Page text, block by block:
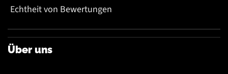
Echtheit von Bewertungen
Über uns